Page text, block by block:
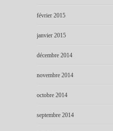
février 2015
janvier 2015
décembre 2014
novembre 2014
octobre 2014
septembre 2014